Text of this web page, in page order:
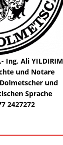
Ing. Ali YILDIRIM
und Notare
und
Sprache
2427272